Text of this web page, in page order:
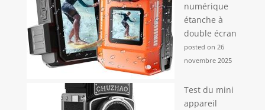
numérique
étanche à
double écran
posted on 26
novembre 2025
Test du mini
appareil